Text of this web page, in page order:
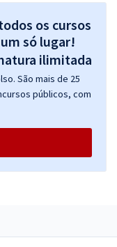
os cursos
só lugar!
São mais de 25
públicos, com